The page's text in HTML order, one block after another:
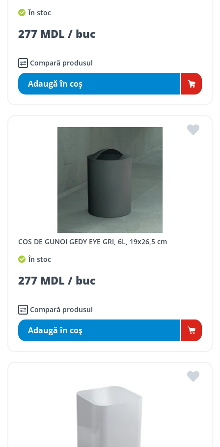
În stoc
277 MDL / buc
Compară produsul
Adaugă în coş
COS DE GUNOI GEDY EYE GRI, 6L, 19x26,5 cm
În stoc
277 MDL / buc
Compară produsul
Adaugă în coş